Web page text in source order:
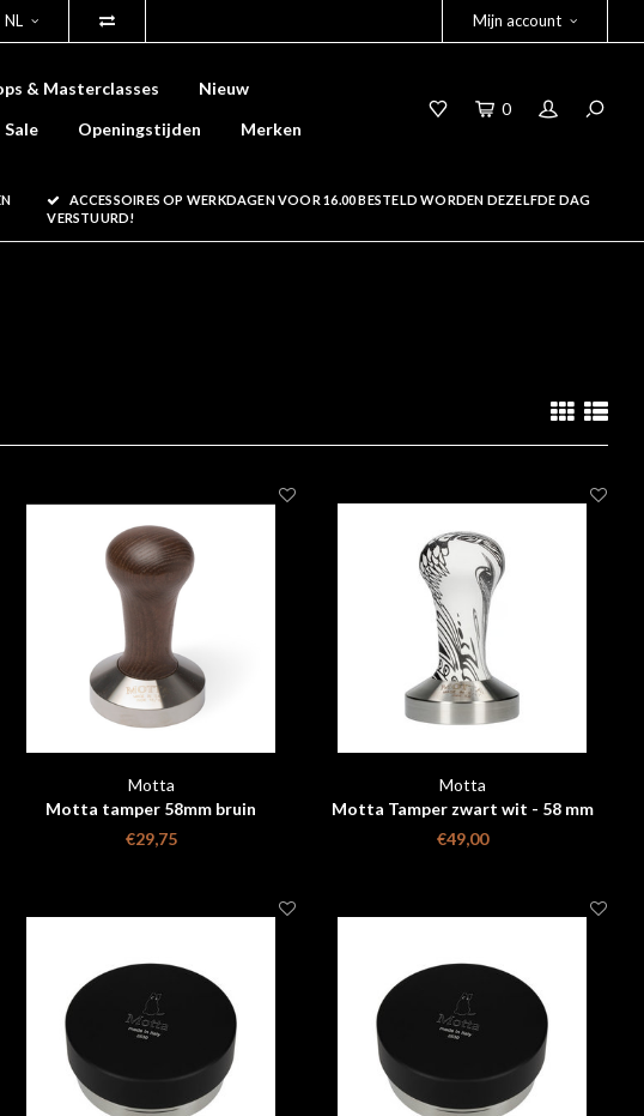
NL Mijn account
& Masterclasses
Nieuw
Sale Openingstijden Merken
0
ACCESSOIRES OP WERKDAGEN VOOR 16.00 BESTELD WORDEN DEZELFDE DAG
VERSTUURD!
Motta
Motta tamper 58mm bruin
€29,75
Motta
Motta Tamper zwart wit - 58 mm
€49,00